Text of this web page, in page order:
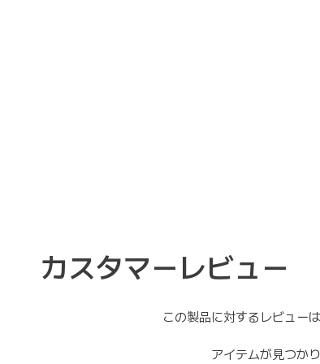
カスタマーレビュー
この製品に対するレビュー
アイテムが見つか